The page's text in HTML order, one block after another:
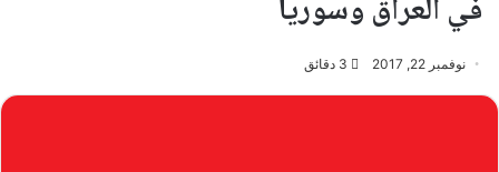
في العراق وسوريا
نوفمبر 22, 2017